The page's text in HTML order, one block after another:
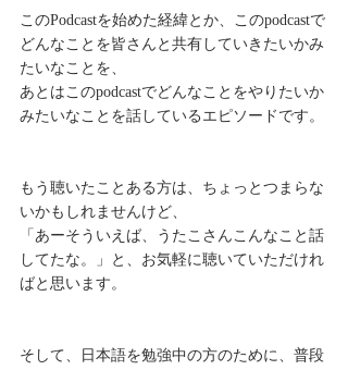
このPodcastを始めた経緯とか、このpodcastで
どんなことを皆さんと共有していきたいかみ
たいなことを、
あとはこのpodcastでどんなことをやりたいか
みたいなことを話しているエピソードです。
もう聴いたことある方は、ちょっとつまらな
いかもしれませんけど、
「あーそういえば、うたこさんこんなこと話
してたな。」と、お気軽に聴いていただけれ
ばと思います。
そして、日本語を勉強中の方のために、普段